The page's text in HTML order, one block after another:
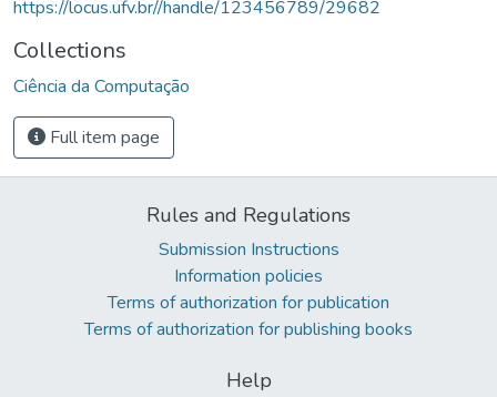
https://locus.ufv.br//handle/123456789/29682
Collections
Ciência da Computação
Full item page
Rules and Regulations
Submission Instructions
Information policies
Terms of authorization for publication
Terms of authorization for publishing books
Help